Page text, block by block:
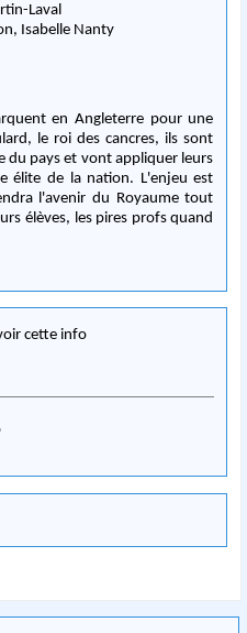
Laval
Isabelle Nanty
en Angleterre pour une
le roi des cancres, ils sont
du pays et vont appliquer leurs
élite de la nation. L'enjeu est
l'avenir du Royaume tout
élèves, les pires profs quand
cette info